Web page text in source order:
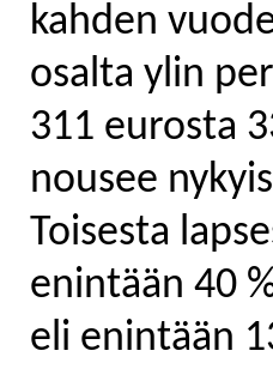
kahden
osalta ylin
311 eurosta
nousee
Toisesta
enintään 40
eli enintään